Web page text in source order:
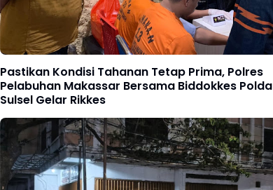
Pastikan Kondisi Tahanan Tetap Prima, Polres
Pelabuhan Makassar Bersama Biddokkes Polda
Sulsel Gelar Rikkes